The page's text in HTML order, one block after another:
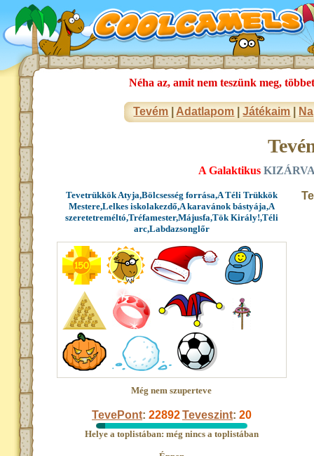
Néha az, amit nem teszünk meg,
Tevém Adatlapom |Játékaim
A Galaktikus
Tevetrükkök Atyja,Bölcsesség forrása,A Téli Trükkök
Mestere,Lelkes iskolakezdő,A karavánok bástyája,A
szeretetreméltó,Tréfamester,Májusfa,Tök Király!,Téli
arc,Labdazsonglőr
Még nem szuperteve
TevePont: 22892Teveszint: 20
Helye a toplistában: még nincs a toplistában